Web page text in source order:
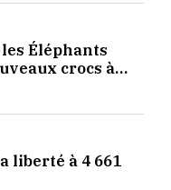
Éléphants
crocs à
liberté à 4 661